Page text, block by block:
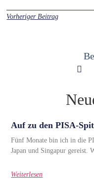
Vorheriger Beitrag
Auf zu den PISA-
Fünf Monate bin ich in die
Japan und Singapur gereist.
Weiterlesen